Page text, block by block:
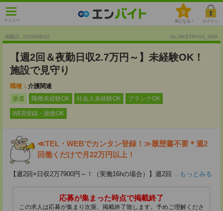
メニュー
0
気になる！ ログイン
掲載日 :2026/08/02 No.NKSTNY03_SRA
【週2回＆夜勤日収2.7万円～】未経験OK！
施設で見守り
職種： 介護関連
派遣
職種未経験OK 社会人未経験OK ブランクOK
WEB登録・面接OK
≪TEL・WEBでカンタン登録！≫履歴書不要＊週2
回働くだけで月22万円以上！
【週2回×日収2万7900円～！（実働16hの場合）】週2回 ...もっとみる
応募が集まった時点で掲載終了
この求人は応募が集まり次第、掲載終了致します。予めご理解くださ